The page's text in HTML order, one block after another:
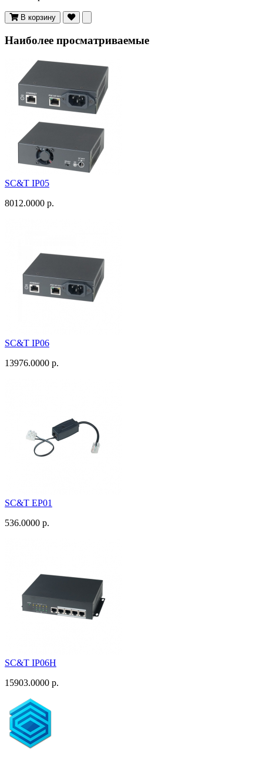
В корзину
Наиболее просматриваемые
SC&T IP05
8012.0000 р.
SC&T IP06
13976.0000 р.
SC&T EP01
536.0000 р.
SC&T IP06H
15903.0000 р.